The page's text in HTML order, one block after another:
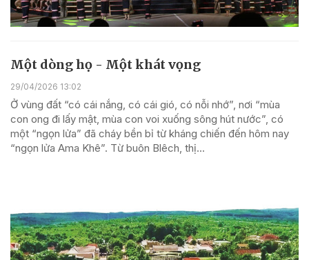
Một dòng họ - Một khát vọng
29/04/2026 13:02
Ở vùng đất “có cái nắng, có cái gió, có nỗi nhớ”, nơi “mùa
con ong đi lấy mật, mùa con voi xuống sông hút nước”, có
một “ngọn lửa” đã cháy bền bỉ từ kháng chiến đến hôm nay
“ngọn lửa Ama Khê”. Từ buôn Blêch, thị...